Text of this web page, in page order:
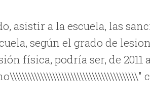
asistir a la escuela, las
según el grado de
física, podría ser, de 2011